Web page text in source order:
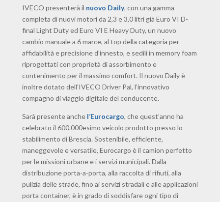
IVECO presenterà il nuovo Daily, con una gamma
completa di nuovi motori da 2,3 e 3,0 litri già Euro VI D-
final Light Duty ed Euro VI E Heavy Duty, un nuovo
cambio manuale a 6 marce, al top della categoria per
affidabilità e precisione d’innesto, e sedili in memory foam
riprogettati con proprietà di assorbimento e
contenimento per il massimo comfort. Il nuovo Daily è
inoltre dotato dell’IVECO Driver Pal, l’innovativo
compagno di viaggio digitale del conducente.
Sarà presente anche l’Eurocargo, che quest’anno ha
celebrato il 600.000esimo veicolo prodotto presso lo
stabilimento di Brescia. Sostenibile, efficiente,
maneggevole e versatile, Eurocargo è il camion perfetto
per le missioni urbane e i servizi municipali. Dalla
distribuzione porta-a-porta, alla raccolta di rifiuti, alla
pulizia delle strade, fino ai servizi stradali e alle applicazioni
porta container, è in grado di soddisfare ogni tipo di